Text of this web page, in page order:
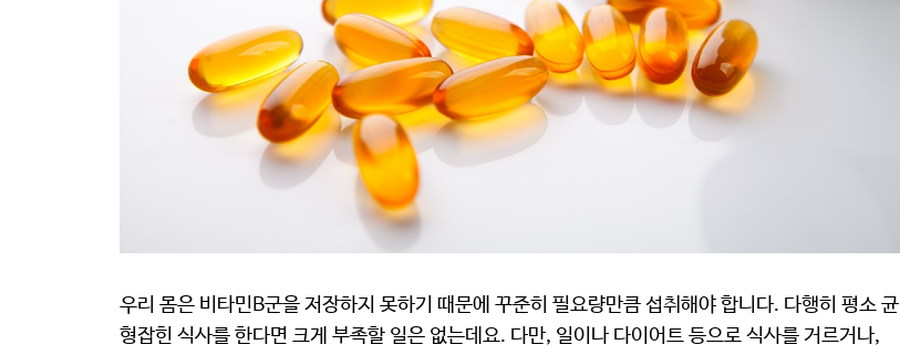
우리 몸은 비타민B군을 저장하지 못하기 때문에 꾸준히 필요량만큼 섭취해야 합니다. 다행히 평소 균
형잡힌 식사를 한다면 크게 부족할 일은 없는데요. 다만, 일이나 다이어트 등으로 식사를 거르거나,